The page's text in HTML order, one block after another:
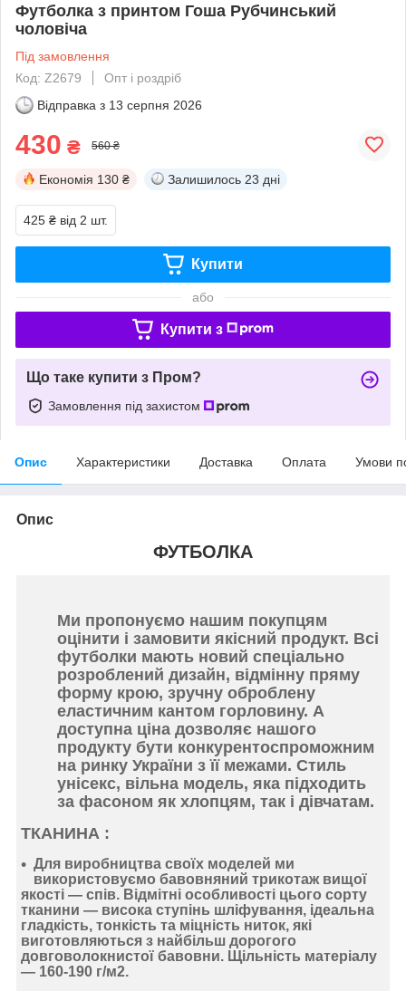
Футболка з принтом Гоша Рубчинський
чоловіча
Під замовлення
Код: Z2679
Опт і роздріб
Відправка з 13 серпня 2026
430 ₴ 560 ₴
Економія 130 ₴ Залишилось 23 дні
425 ₴ від 2 шт.
Купити
або
Купити з
Що таке купити з Пром?
Замовлення під захистом
Опис Характеристики Доставка Оплата Умови
Опис
ФУТБОЛКА
Ми пропонуємо нашим покупцям
оцінити і замовити якісний продукт. Всі
футболки мають новий спеціально
розроблений дизайн, відмінну пряму
форму крою, зручну оброблену
еластичним кантом горловину. А
доступна ціна дозволяє нашого
продукту бути конкурентоспроможним
на ринку України з її межами. Стиль
унісекс, вільна модель, яка підходить
за фасоном як хлопцям, так і дівчатам.
ТКАНИНА :
Для виробництва своїх моделей ми
використовуємо бавовняний трикотаж вищої
якості — спів. Відмітні особливості цього сорту
тканини — висока ступінь шліфування, ідеальна
гладкість, тонкість та міцність ниток, які
виготовляються з найбільш дорогого
довговолокнистої бавовни. Щільність матеріалу
— 160-190 г/м2.